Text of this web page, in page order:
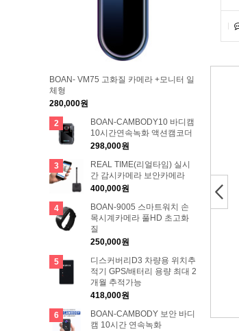
BOAN- VM75 고화질 카메라 +모니터 일
체형
280,000원
2
BOAN-CAMBODY10 바디캠
10시간연속녹화 액션캠코더
298,000원
3
REAL TIME(리얼타임) 실시
간 감시카메라 보안카메라
400,000원
4
BOAN-9005 스마트워치 손
목시계카메라 풀HD 초고화
질
250,000원
5
디스커버리D3 차량용 위치추
적기 GPS/배터리 용량 최대 2
개월 추적가능
418,000원
6
BOAN-CAMBODY 보안 바디
캠 10시간 연속녹화
V9 보조배터리카메라
시간 연속촬영 128GB 메모
내장 적외선기능 외부에서
보이지 않은 렌즈방식채
BOAN-5500 라이터카메라
Next